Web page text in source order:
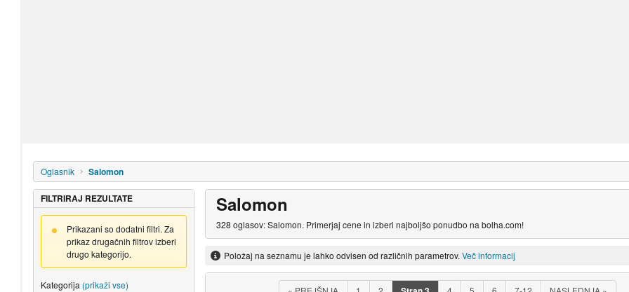
Oglasnik Salomon
Salomon
328 oglasov: Salomon. Primerjaj cene in izberi najboljšo ponudbo na bolha.com!
Položaj na seznamu je lahko odvisen od različnih parametrov. Več informacij
FILTRIRAJ REZULTATE
Prikazani so dodatni filtri. Za
prikaz drugačnih filtrov izberi
drugo kategorijo.
Kategorija (prikaži vse)